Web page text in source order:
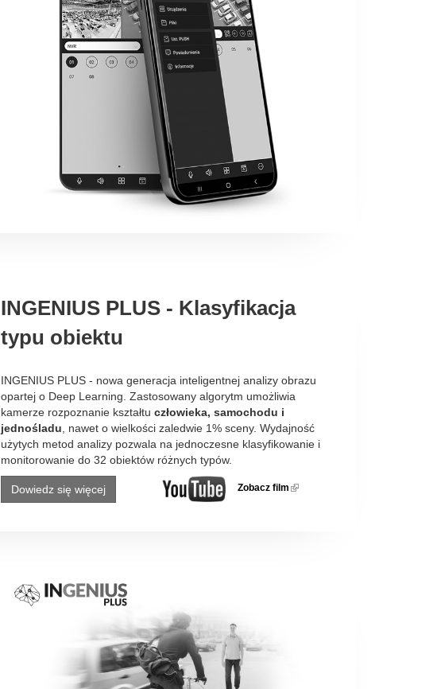
INGENIUS PLUS - Klasyfikacja
typu obiektu
INGENIUS PLUS - nowa generacja inteligentnej analizy obrazu
opartej o Deep Learning. Zastosowany algorytm umożliwia
kamerze rozpoznanie kształtu człowieka, samochodu i
jednośladu , nawet o wielkości zaledwie 1% sceny. Wydajność
użytych metod analizy pozwala na jednoczesne klasyfikowanie i
monitorowanie do 32 obiektów różnych typów.
Dowiedz się więcej Zobacz film (link is